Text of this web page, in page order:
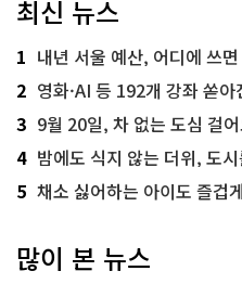
최신 뉴스
1 내년 서울 예산, 어디에 쓰
2 영화·AI 등 192개 강좌 쏟
3 9월 20일, 차 없는 도심 걸어요
4 밤에도 식지 않는 더위, 도
5 채소 싫어하는 아이도 즐겁게 냠
많이 본 뉴스